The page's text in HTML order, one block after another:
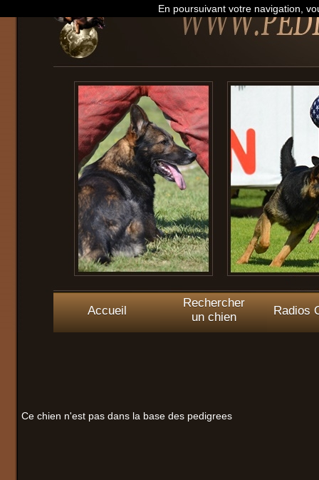
Accueil
Rechercher
un chien
Radios
Ce chien n'est pas dans la base des pedigrees
En poursuivant votre navigation,